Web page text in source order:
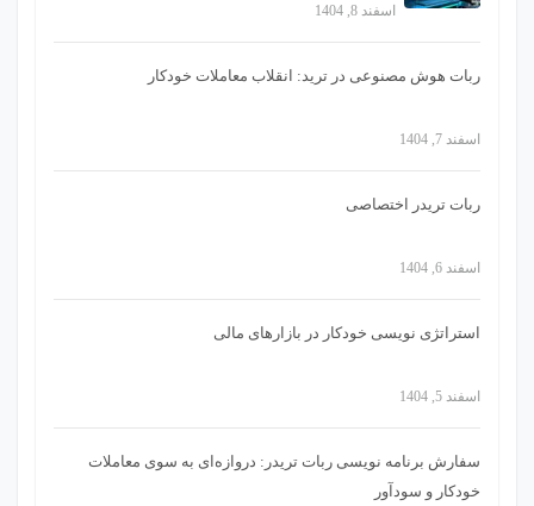
اسفند 8, 1404
ربات هوش مصنوعی در ترید: انقلاب معاملات خودکار
اسفند 7, 1404
ربات تریدر اختصاصی
اسفند 6, 1404
استراتژی‌ نویسی خودکار در بازارهای مالی
اسفند 5, 1404
سفارش برنامه نویسی ربات تریدر: دروازه‌ای به سوی معاملات
خودکار و سودآور